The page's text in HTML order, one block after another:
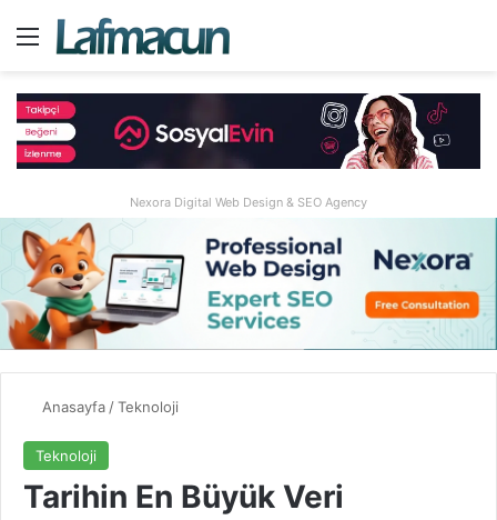
Menü
Nexora Digital Web Design & SEO Agency
Anasayfa/Teknoloji
Teknoloji
Tarihin En Büyük Veri